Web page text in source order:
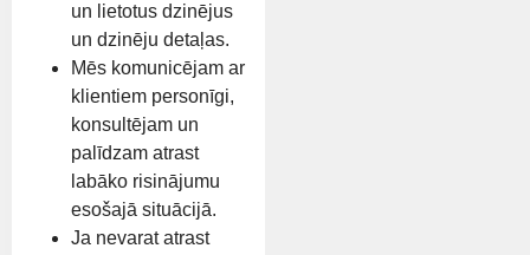
un lietotus dzinējus
un dzinēju detaļas.
Mēs komunicējam ar
klientiem personīgi,
konsultējam un
palīdzam atrast
labāko risinājumu
esošajā situācijā.
Ja nevarat atrast